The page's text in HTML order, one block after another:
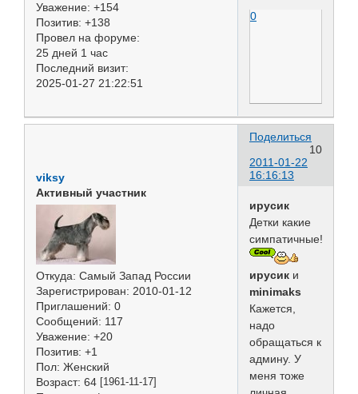
Уважение: +154
Позитив: +138
Провел на форуме:
25 дней 1 час
Последний визит:
2025-01-27 21:22:51
0
Поделиться
10
2011-01-22
16:16:13
viksy
Активный участник
Откуда: Самый Запад России
Зарегистрирован: 2010-01-12
Приглашений: 0
Сообщений: 117
Уважение: +20
Позитив: +1
Пол: Женский
Возраст: 64 [1961-11-17]
ирусик
Детки какие
симпатичные!
ирусик и
minimaks
Кажется,
надо
обращаться к
админу. У
меня тоже